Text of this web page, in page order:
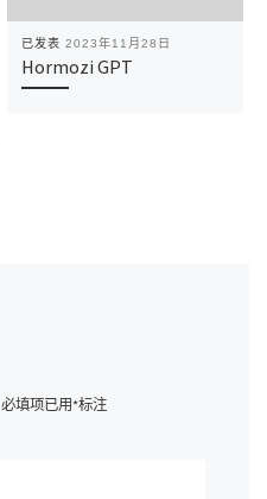
已发表 2023年11月28日
Hormozi GPT
必填项已用*标注